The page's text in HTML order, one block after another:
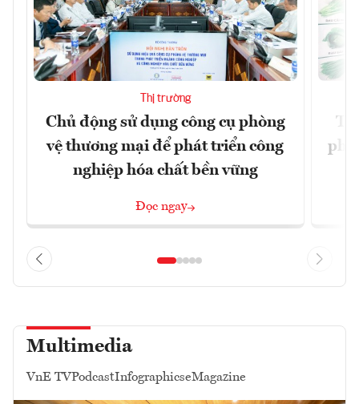
Thị trường
Chủ động sử dụng công cụ phòng
vệ thương mại để phát triển công
nghiệp hóa chất bền vững
Đọc ngay
Multimedia
VnE TVPodcastInfographicseMagazine